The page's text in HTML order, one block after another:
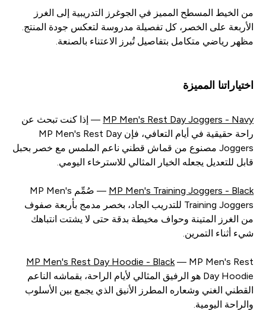
من الخيط المسطح المميز في الجوغرز التدريبية إلى الغرز
الأربعة على الخصر، كل تفصيلة مدروسة لتعكس جودة المنتج.
مظهر رياضي متكامل بتفاصيل تُبرز الاعتناء بالصنعة.
اختياراتنا المميزة
MP Men's Rest Day Joggers - Navy — إذا كنت تبحث عن
راحة حقيقية في أيام التعافي، فإن MP Men's Rest Day
Joggers مصنوع من قماش قطني ناعم الملمس مع خصر بحبل
قابل للتعديل يجعله الخيار المثالي للاسترخاء اليومي.
MP Men's Training Joggers - Black
— صُمِّم MP Men's
Training Joggers للتدريب الجاد، بخصر مدمج بأربعة صفوف
من الغرز المتينة وحواف مخيطة بدقة حتى لا يشتت انتباهك
شيء أثناء التمرين.
MP Men's Rest Day Hoodie - Black — MP Men's Rest
Day Hoodie هو الرفيق المثالي لأيام الراحة، بقماشه الناعم
القطني الغني وشعاره المطرز الأنيق الذي يجمع بين الأسلوب
والراحة اليومية.